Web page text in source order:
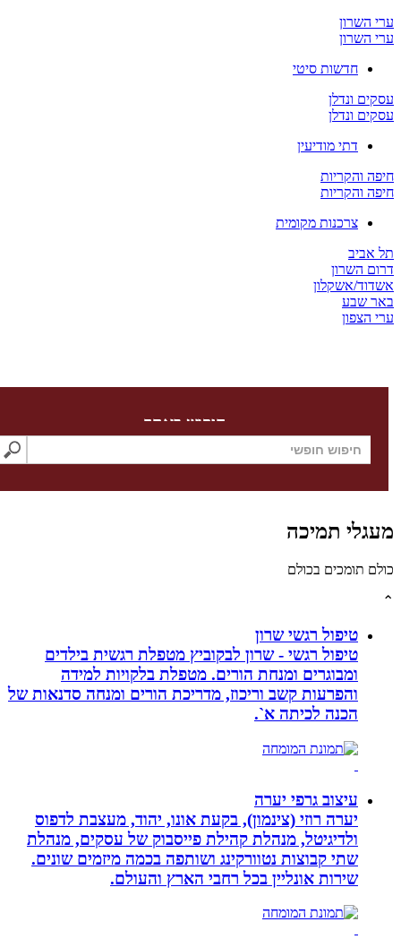
השרון
השרון
חדשות סיטי
ונדלן
ונדלן
דתי מודיעין
והקריות
והקריות
צרכנות מקומית
אביב
השרון
אשקלון
שבע
הצפון
חיפוש באתר
תמיכה
תומכים בכולם
טיפול רגשי שרון
טיפול רגשי - שרון לבקוביץ מטפלת רגשית בילדים
ומבוגרים ומנחת הורים. מטפלת בלקויות למידה
והפרעות קשב וריכוז, מדריכת הורים ומנחה סדנאות של
הכנה לכיתה א`.
עיצוב גרפי יערה
יערה רוזי (צינמון), בקעת אונו, יהוד, מעצבת לדפוס
ולדיגיטל, מנהלת קהילת פייסבוק של עסקים, מנהלת
שתי קבוצות נטוורקינג ושותפה בכמה מיזמים שונים.
שירות אונליין בכל רחבי הארץ והעולם.